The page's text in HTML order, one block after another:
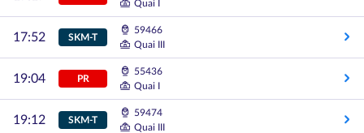
Quai I
17:52 SKM-T
59466
Quai III
19:04 PR
55436
Quai I
19:12 SKM-T
59474
Quai III